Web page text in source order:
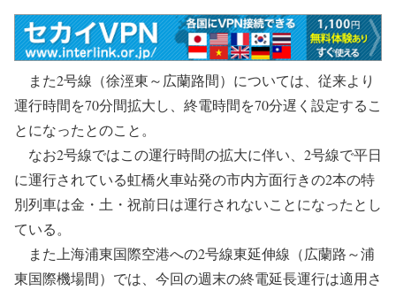
また2号線（徐涇東～広蘭路間）については、従来より
運行時間を70分間拡大し、終電時間を70分遅く設定するこ
とになったとのこと。
なお2号線ではこの運行時間の拡大に伴い、2号線で平日
に運行されている虹橋火車站発の市内方面行きの2本の特
別列車は金・土・祝前日は運行されないことになったとし
ている。
また上海浦東国際空港への2号線東延伸線（広蘭路～浦
東国際機場間）では、今回の週末の終電延長運行は適用さ